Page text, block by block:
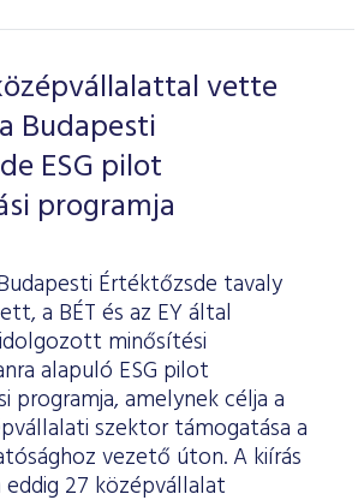
vette
Budapesti
ESG pilot
programja
Értéktőzsde tavaly
a BÉT és az EY által
minősítési
alapuló ESG pilot
programja, amelynek célja a
szektor támogatása a
vezető úton. A kiírás
27 középvállalat